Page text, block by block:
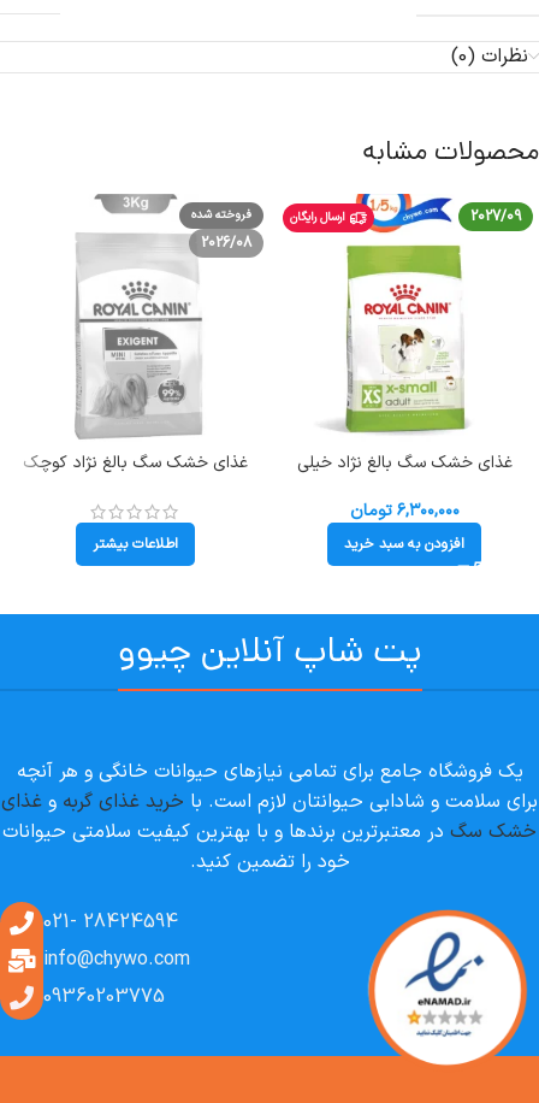
نظرات (0)
محصولات مشابه
2027/09 ارسال رایگان
غذای خشک سگ بالغ نژاد خیلی
(تا وزن 4 کیلوگرم) Royal Canin X-
Small Adult
۶,۳۰۰,۰۰۰ تومان
افزودن به سبد خرید
فروخته شده
2026/08
غذای خشک سگ بالغ نژاد کوچک
Exigent
اطلاعات بیشتر
پت شاپ آنلاین چیوو
یک فروشگاه جامع برای تمامی نیازهای حیوانات خانگی و هر آنچه
برای سلامت و شادابی حیوانتان لازم است. با خرید غذای گربه و غذای
خشک سگ در معتبرترین برندها و با بهترین کیفیت سلامتی حیوانات
خود را تضمین کنید.
28424594 -021
info@chywo.com
09360203775